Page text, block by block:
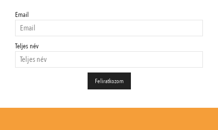
Email
Teljes név